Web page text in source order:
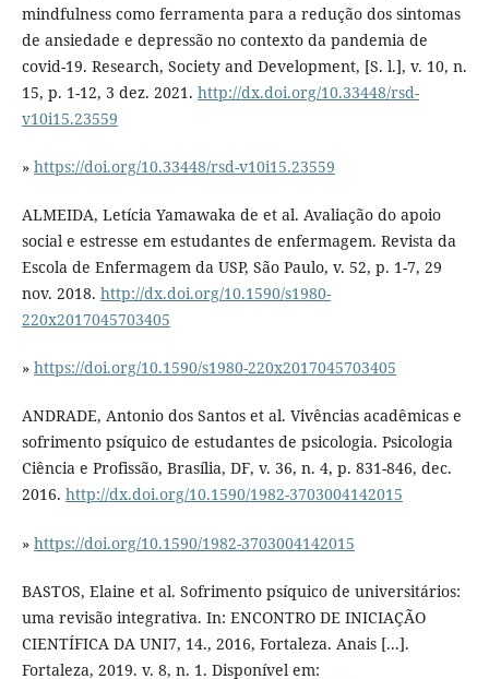
mindfulness como ferramenta para a redução dos sintomas
de ansiedade e depressão no contexto da pandemia de
covid-19. Research, Society and Development, [S. l.], v. 10, n.
15, p. 1-12, 3 dez. 2021. http://dx.doi.org/10.33448/rsd-
v10i15.23559
» https://doi.org/10.33448/rsd-v10i15.23559
ALMEIDA, Letícia Yamawaka de et al. Avaliação do apoio
social e estresse em estudantes de enfermagem. Revista da
Escola de Enfermagem da USP, São Paulo, v. 52, p. 1-7, 29
nov. 2018. http://dx.doi.org/10.1590/s1980-
220x2017045703405
» https://doi.org/10.1590/s1980-220x2017045703405
ANDRADE, Antonio dos Santos et al. Vivências acadêmicas e
sofrimento psíquico de estudantes de psicologia. Psicologia
Ciência e Profissão, Brasília, DF, v. 36, n. 4, p. 831-846, dec.
2016. http://dx.doi.org/10.1590/1982-3703004142015
» https://doi.org/10.1590/1982-3703004142015
BASTOS, Elaine et al. Sofrimento psíquico de universitários:
uma revisão integrativa. In: ENCONTRO DE INICIAÇÃO
CIENTÍFICA DA UNI7, 14., 2016, Fortaleza. Anais [...].
Fortaleza, 2019. v. 8, n. 1. Disponível em: